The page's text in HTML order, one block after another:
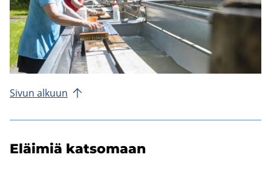
Sivun al­kuun
Eläi­miä kat­so­maan